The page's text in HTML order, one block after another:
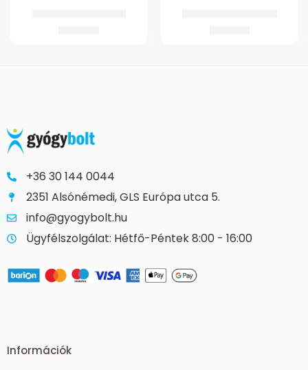
+36 30 144 0044
2351 Alsónémedi, GLS Európa utca 5.
info@gyogybolt.hu
Ügyfélszolgálat: Hétfő-Péntek 8:00 - 16:00
Információk